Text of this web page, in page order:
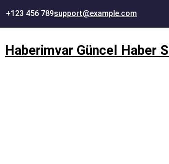
+123 456 789support@example.com
Haberimvar Güncel Haber